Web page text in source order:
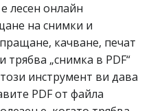
лесен онлайн
на снимки и
качване, печат
„снимка в PDF“
инструмент ви дава
PDF от файла